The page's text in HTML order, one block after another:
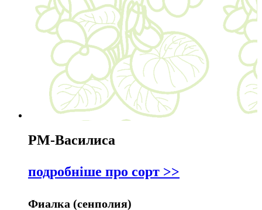
РМ-Василиса
подробніше про сорт >>
Фиалка (сенполия)